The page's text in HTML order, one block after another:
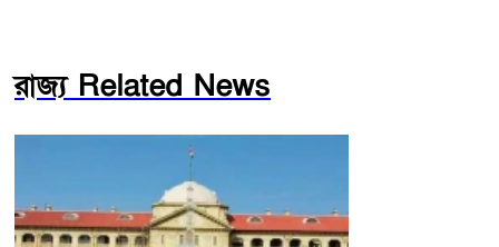
রাজ্য Related News